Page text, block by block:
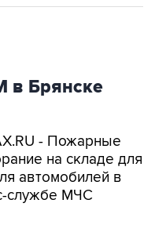
в Брянске
- Пожарные
на складе для
автомобилей в
службе МЧС